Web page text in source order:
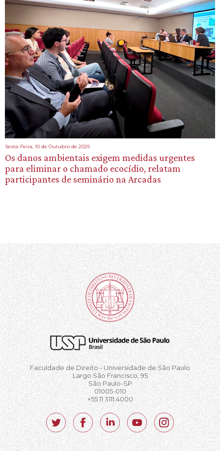
Sexta-Feira, 10 de Outubro de 2025
Os danos ambientais exigem medidas urgentes
para eliminar o chamado ecocídio, relatam
participantes de seminário na Arcadas
Faculdade de Direito - Universidade de São Paulo
Largo São Francisco, 95
São Paulo-SP
01005-010
+55 11 3111.4000